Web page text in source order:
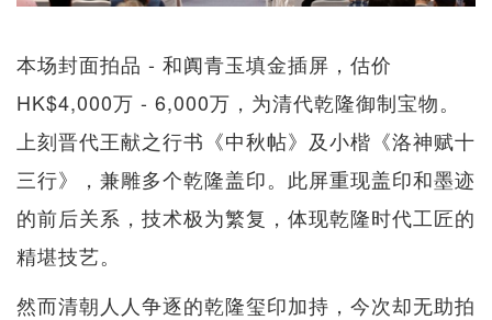
本场封面拍品 - 和阗青玉填金插屏，估价
HK$4,000万 - 6,000万，为清代乾隆御制宝物。
上刻晋代王献之行书《中秋帖》及小楷《洛神赋十
三行》，兼雕多个乾隆盖印。此屏重现盖印和墨迹
的前后关系，技术极为繁复，体现乾隆时代工匠的
精堪技艺。
然而清朝人人争逐的乾隆玺印加持，今次却无助拍